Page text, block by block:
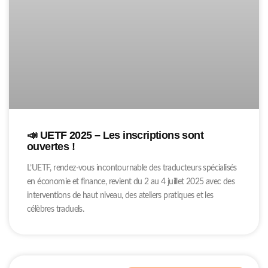
📣 UETF 2025 – Les inscriptions sont
ouvertes !
L’UETF, rendez-vous incontournable des traducteurs spécialisés
en économie et finance, revient du 2 au 4 juillet 2025 avec des
interventions de haut niveau, des ateliers pratiques et les
célèbres traduels.